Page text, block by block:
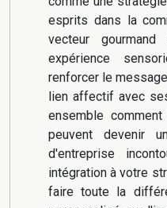
esprits dans la
vecteur
expérience
renforcer le
lien affectif avec
ensemble
peuvent devenir
d'entreprise
intégration à votre
faire toute la